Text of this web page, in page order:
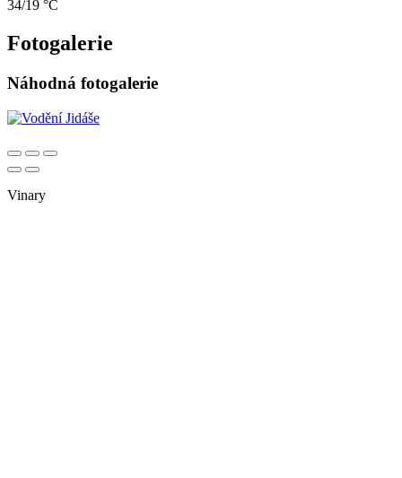
34/19 °C
Fotogalerie
Náhodná fotogalerie
Vinary